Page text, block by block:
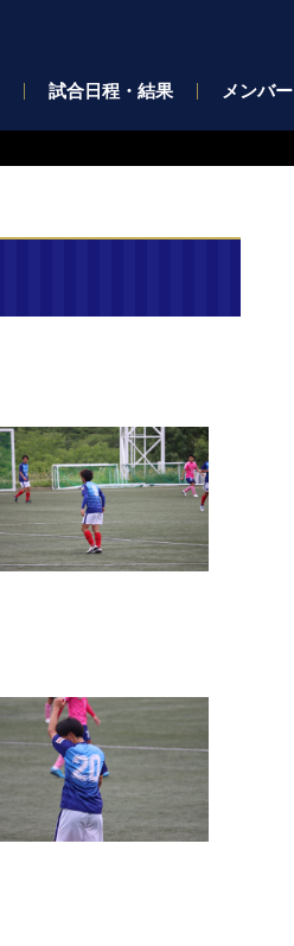
試合日程・結果 メンバー